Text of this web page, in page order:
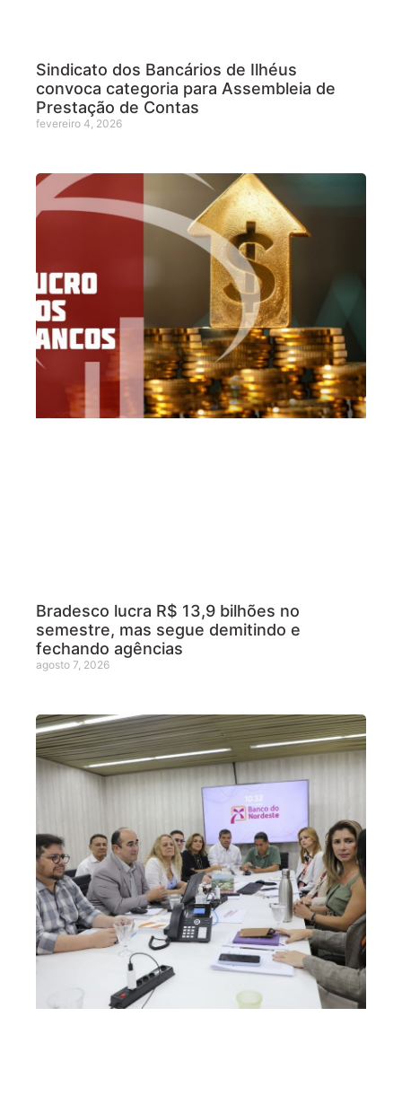
Sindicato dos Bancários de Ilhéus
convoca categoria para Assembleia de
Prestação de Contas
fevereiro 4, 2026
Bradesco lucra R$ 13,9 bilhões no
semestre, mas segue demitindo e
fechando agências
agosto 7, 2026